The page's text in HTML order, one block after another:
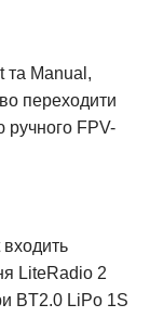
та Manual,
переходити
ручного FPV-
LiteRadio 2
BT2.0 LiPo 1S